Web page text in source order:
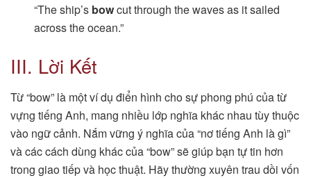
“The ship’s bowcut through the waves as it sailed
across the ocean.”
III. Lời Kết
Từ “bow” là một ví dụ điển hình cho sự phong phú của từ
vựng tiếng Anh, mang nhiều lớp nghĩa khác nhau tùy thuộc
vào ngữ cảnh. Nắm vững ý nghĩa của “nơ tiếng Anh là gì”
và các cách dùng khác của “bow” sẽ giúp bạn tự tin hơn
trong giao tiếp và học thuật. Hãy thường xuyên trau dồi vốn